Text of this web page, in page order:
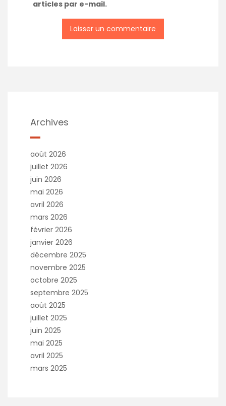
articles par e-mail.
Archives
août 2026
juillet 2026
juin 2026
mai 2026
avril 2026
mars 2026
février 2026
janvier 2026
décembre 2025
novembre 2025
octobre 2025
septembre 2025
août 2025
juillet 2025
juin 2025
mai 2025
avril 2025
mars 2025